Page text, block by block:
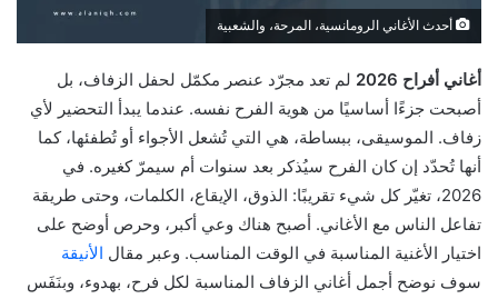
أحدث الأغاني الرومانسية، المرحة، والشعبية
أغاني أفراح 2026
لم تعد مجرّد عنصر مكمّل لحفل الزفاف، بل
أصبحت جزءًا أساسيًا من هوية الفرح نفسه. عندما يبدأ التحضير لأي
زفاف. الموسيقى، ببساطة، هي التي تُشعل الأجواء أو تُطفئها، كما
أنها تُحدّد إن كان الفرح سيُذكر بعد سنوات أم سيمرّ كغيره. في
2026، تغيّر كل شيء تقريبًا: الذوق، الإيقاع، الكلمات، وحتى طريقة
تفاعل الناس مع الأغاني. أصبح هناك وعي أكبر، وحرص أوضح على
اختيار الأغنية المناسبة في الوقت المناسب. وعبر مقال الأنيقة
سوف نوضح أجمل أغاني الزفاف المناسبة لكل فرح، بهدوء، وبنَفَس